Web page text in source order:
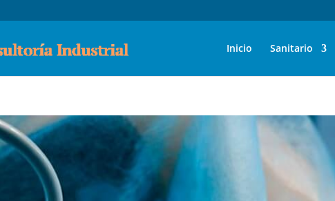
Inicio Sanitario